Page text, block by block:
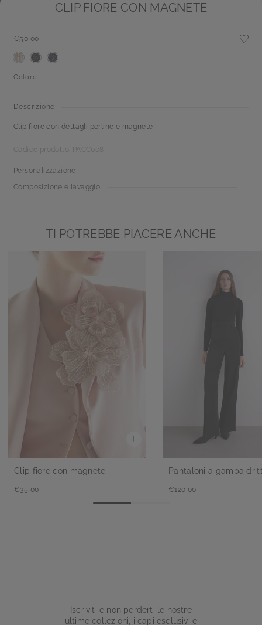
CLIP FIORE CON MAGNETE
€50,00
Colore:
Descrizione
Clip fiore con dettagli perline e magnete
Codice prodotto: PACC008
Personalizzazione
Composizione e lavaggio
TI POTREBBE PIACERE ANCHE
Clip fiore con magnete
€35,00
Pantaloni a gamba
€120,00
Iscriviti e non perderti le nostre
ultime collezioni, i capi esclusivi e